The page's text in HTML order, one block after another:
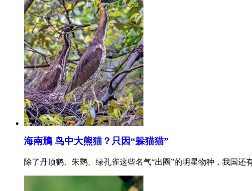
海南鳽 鸟中大熊猫？只因“躲猫猫”
除了丹顶鹤、朱鹮、绿孔雀这些名气“出圈”的明星物种，我国